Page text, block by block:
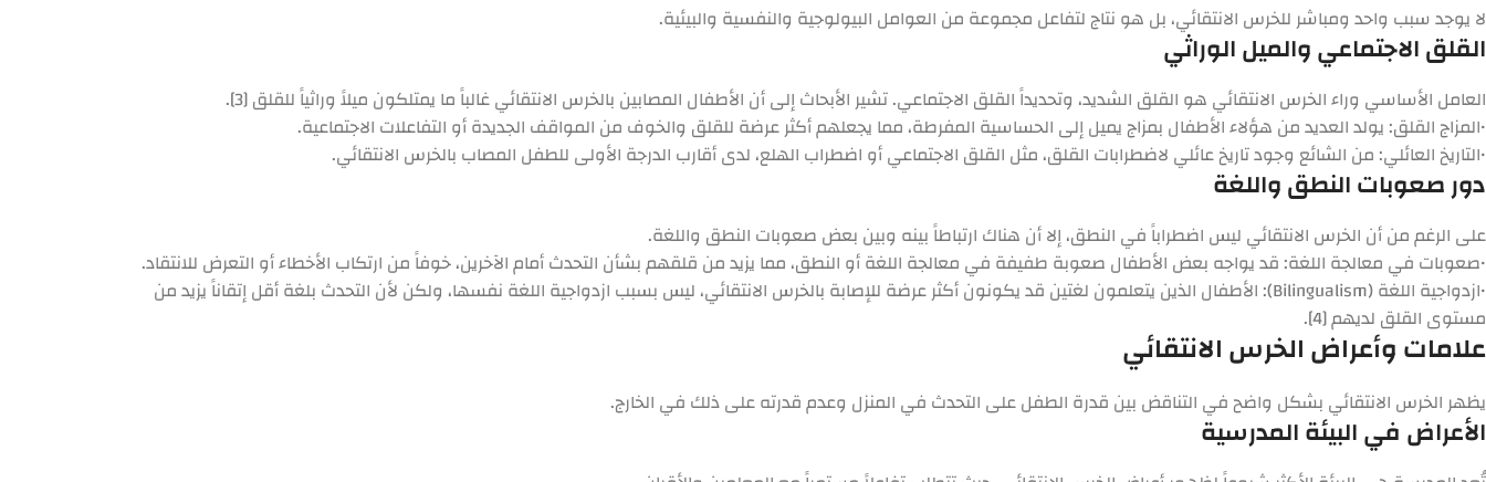
لا يوجد سبب واحد ومباشر للخرس الانتقائي، بل هو نتاج لتفاعل مجموعة من العوامل البيولوجية والنفسية والبيئية.
القلق الاجتماعي والميل الوراثي
العامل الأساسي وراء الخرس الانتقائي هو القلق الشديد، وتحديداً القلق الاجتماعي. تشير الأبحاث إلى أن الأطفال المصابين بالخرس الانتقائي غالباً ما يمتلكون ميلاً وراثياً للقلق [3].
•المزاج القلق: يولد العديد من هؤلاء الأطفال بمزاج يميل إلى الحساسية المفرطة، مما يجعلهم أكثر عرضة للقلق والخوف من المواقف الجديدة أو التفاعلات الاجتماعية.
•التاريخ العائلي: من الشائع وجود تاريخ عائلي لاضطرابات القلق، مثل القلق الاجتماعي أو اضطراب الهلع، لدى أقارب الدرجة الأولى للطفل المصاب بالخرس الانتقائي.
دور صعوبات النطق واللغة
على الرغم من أن الخرس الانتقائي ليس اضطراباً في النطق، إلا أن هناك ارتباطاً بينه وبين بعض صعوبات النطق واللغة.
•صعوبات في معالجة اللغة: قد يواجه بعض الأطفال صعوبة طفيفة في معالجة اللغة أو النطق، مما يزيد من قلقهم بشأن التحدث أمام الآخرين، خوفاً من ارتكاب الأخطاء أو التعرض للانتقاد.
•ازدواجية اللغة (Bilingualism):
الأطفال الذين يتعلمون لغتين قد يكونون أكثر عرضة للإصابة بالخرس الانتقائي، ليس بسبب ازدواجية اللغة نفسها، ولكن لأن التحدث بلغة أقل إتقاناً يزيد من
مستوى القلق لديهم [4].
علامات وأعراض الخرس الانتقائي
يظهر الخرس الانتقائي بشكل واضح في التناقض بين قدرة الطفل على التحدث في المنزل وعدم قدرته على ذلك في الخارج.
الأعراض في البيئة المدرسية